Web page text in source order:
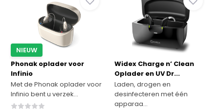
NIEUW
Phonak oplader voor
Infinio
Met de Phonak oplader voor
Infinio bent u verzek...
Widex Charge n’ Clean
Oplader en UV Dr...
Laden, drogen en
desinfecteren met één
apparaa...